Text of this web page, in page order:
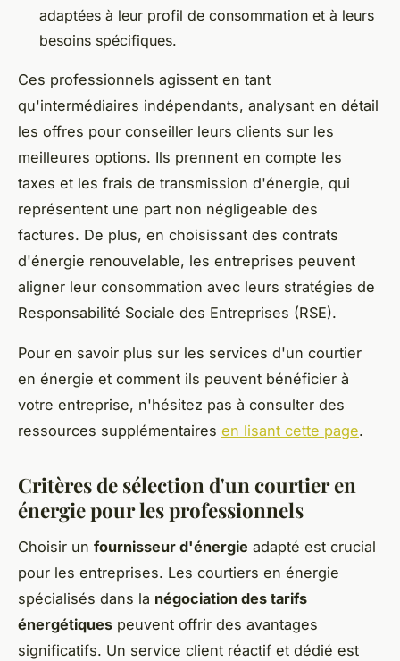
adaptées à leur profil de consommation et à leurs
besoins spécifiques.
Ces professionnels agissent en tant
qu'intermédiaires indépendants, analysant en détail
les offres pour conseiller leurs clients sur les
meilleures options. Ils prennent en compte les
taxes et les frais de transmission d'énergie, qui
représentent une part non négligeable des
factures. De plus, en choisissant des contrats
d'énergie renouvelable, les entreprises peuvent
aligner leur consommation avec leurs stratégies de
Responsabilité Sociale des Entreprises (RSE).
Pour en savoir plus sur les services d'un courtier
en énergie et comment ils peuvent bénéficier à
votre entreprise, n'hésitez pas à consulter des
ressources supplémentaires en lisant cette page.
Critères de sélection d'un courtier en
énergie pour les professionnels
Choisir un fournisseur d'énergie adapté est crucial
pour les entreprises. Les courtiers en énergie
spécialisés dans la négociation des tarifs
énergétiques peuvent offrir des avantages
significatifs. Un service client réactif et dédié est